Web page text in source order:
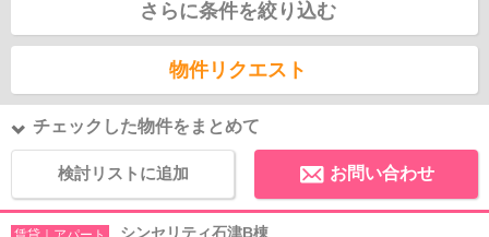
さらに条件を絞り込む
物件リクエスト
チェックした物件をまとめて
検討リストに追加 お問い合わせ
シンセリティ石津B棟